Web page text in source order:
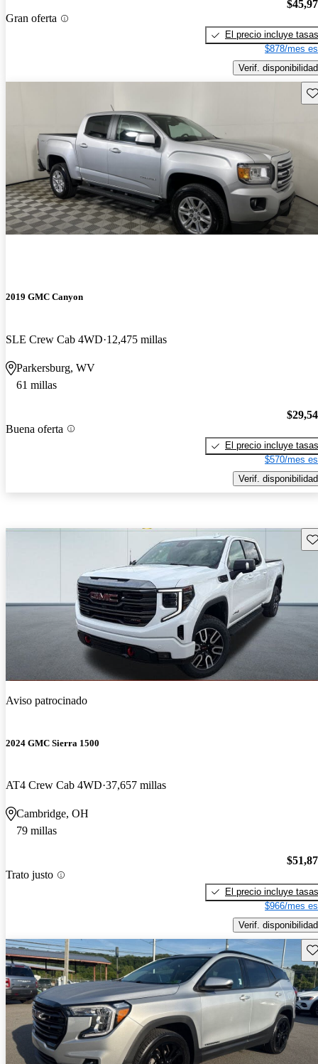
Gran oferta
El precio incluye tasas
$878/mes
Verif. disponibilidad
2019 GMC Canyon
SLE Crew Cab 4WD 12,475 millas
Parkersburg, WV
61 millas
Buena oferta
El precio incluye tasas
$570/mes
Verif. disponibilidad
Aviso patrocinado
2024 GMC Sierra 1500
AT4 Crew Cab 4WD 37,657 millas
Cambridge, OH
79 millas
Trato justo
El precio incluye tasas
$966/mes
Verif. disponibilidad